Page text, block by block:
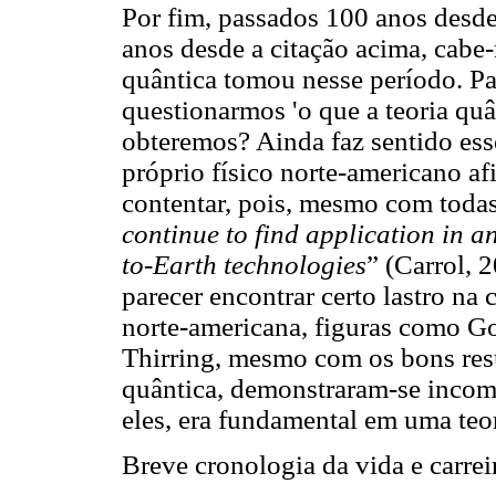
Por fim, passados 100 anos
anos desde a citação acima,
quântica tomou nesse período.
questionarmos 'o que a teoria
obteremos? Ainda faz sentido
próprio físico norte-americano
contentar, pois, mesmo com
continue to find application in
to-Earth technologies” (Carrol,
parecer encontrar certo lastro na
norte-americana, figuras como
Thirring, mesmo com os bons
quântica, demonstraram-se
eles, era fundamental em uma
Breve cronologia da vida e